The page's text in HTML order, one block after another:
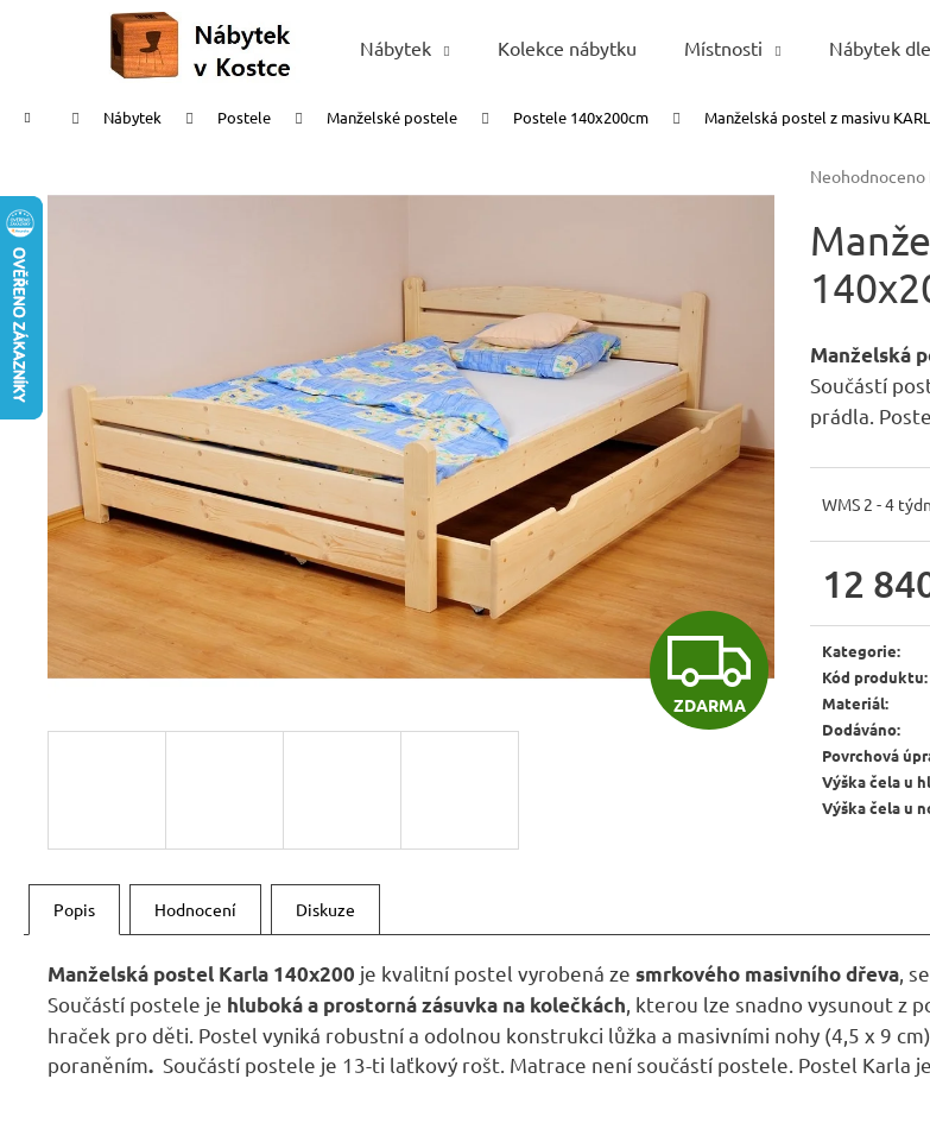
Nábytek Kolekce nábytku Místnosti Nábytek
Domů Nábytek Postele Manželské postele Postele 140x200cm Manželská postel z masivu
Průměrné
produktu
je
0,0
hvězdiček.
Neohodnoceno
Manželská
Součástí
prádla.
WMS 2 - 4
12
Kategorie:
Kód produktu:
Materiál:
Dodáváno:
Povrchová
Výška čela u
Výška čela u
Z
D
M
A
ZDARMA
Popis Hodnocení Diskuze
Manželská postel Karla 140x200 je kvalitní postel vyrobená ze smrkového masivního dřeva ,
Součástí postele je hlubokáa prostornázásuvka na kolečkách , kterou lze snadno vysunout z
hraček pro děti. Postel vyniká robustní a odolnou konstrukci lůžka a masivními nohy (4,5 x 9 cm
poraněním. Součástí postele je 13-ti laťkový rošt. Matrace není součástí postele. Postel Karla
Zpět
obchodu
Zpět
obchodu
Co potřebujete najít?
HLEDAT
Doporučujeme
RUSTIKÁLNÍ ŽIDLE SWEET HOME SIL25
2 601 Kč
Původně: 2 890 Kč
JÍDELNÍ ŽIDLE MEXICANA SIL25
2 403 Kč
Původně: 2 670 Kč